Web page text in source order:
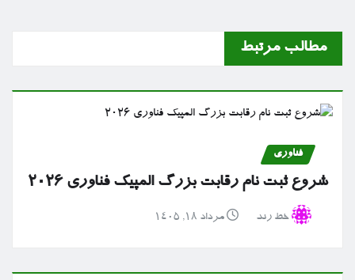
مطالب مرتبط
فناوری
شروع ثبت نام رقابت بزرگ المپیک فناوری ۲۰۲۶
خط رند مرداد ۱۸, ۱۴۰۵